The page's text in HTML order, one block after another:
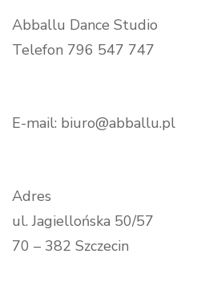
Abballu Dance Studio
Telefon 796 547 747
E-mail: biuro@abballu.pl
Adres
ul. Jagiellońska 50/57
70 – 382 Szczecin